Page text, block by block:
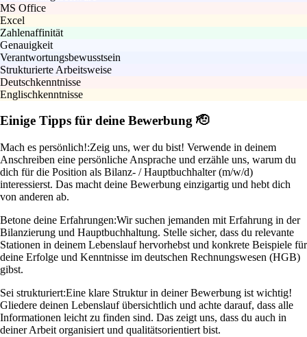
MS Office
Excel
Zahlenaffinität
Genauigkeit
Verantwortungsbewusstsein
Strukturierte Arbeitsweise
Deutschkenntnisse
Englischkenntnisse
Einige Tipps für deine Bewerbung 🫡
Mach es persönlich!:Zeig uns, wer du bist! Verwende in deinem
Anschreiben eine persönliche Ansprache und erzähle uns, warum du
dich für die Position als Bilanz- / Hauptbuchhalter (m/w/d)
interessierst. Das macht deine Bewerbung einzigartig und hebt dich
von anderen ab.
Betone deine Erfahrungen:Wir suchen jemanden mit Erfahrung in der
Bilanzierung und Hauptbuchhaltung. Stelle sicher, dass du relevante
Stationen in deinem Lebenslauf hervorhebst und konkrete Beispiele für
deine Erfolge und Kenntnisse im deutschen Rechnungswesen (HGB)
gibst.
Sei strukturiert:Eine klare Struktur in deiner Bewerbung ist wichtig!
Gliedere deinen Lebenslauf übersichtlich und achte darauf, dass alle
Informationen leicht zu finden sind. Das zeigt uns, dass du auch in
deiner Arbeit organisiert und qualitätsorientiert bist.